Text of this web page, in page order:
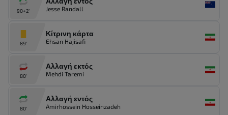
90+2' Jesse Randall
89'
Κίτρινη κάρτα
Ehsan Hajisafi
80'
Αλλαγή εκτός
Mehdi Taremi
80'
Αλλαγή εντός
Amirhossein Hosseinzadeh